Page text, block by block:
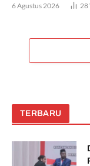
6 Agustus 2026 28
TERBARU